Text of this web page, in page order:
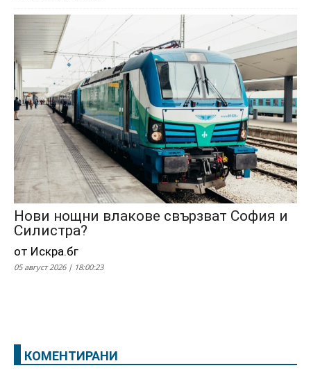
Нови нощни влакове свързват София и
Силистра?
от Искра.бг
05 август 2026 | 18:00:23
КОМЕНТИРАНИ